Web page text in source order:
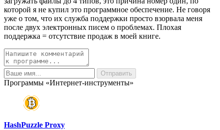
которой я не купил это программное обеспечение. Не говоря
уже о том, что их служба поддержки просто взорвала меня
после двух электронных писем о проблемах. Плохая
поддержка = отсутствие продаж в моей книге.
Программы «Интернет-инструменты»
HashPuzzle Proxy